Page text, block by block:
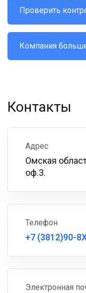
Проверить
Компания
Контакты
Адрес
Омская
оф.3.
Телефон
+7 (3812)90-
Электронная